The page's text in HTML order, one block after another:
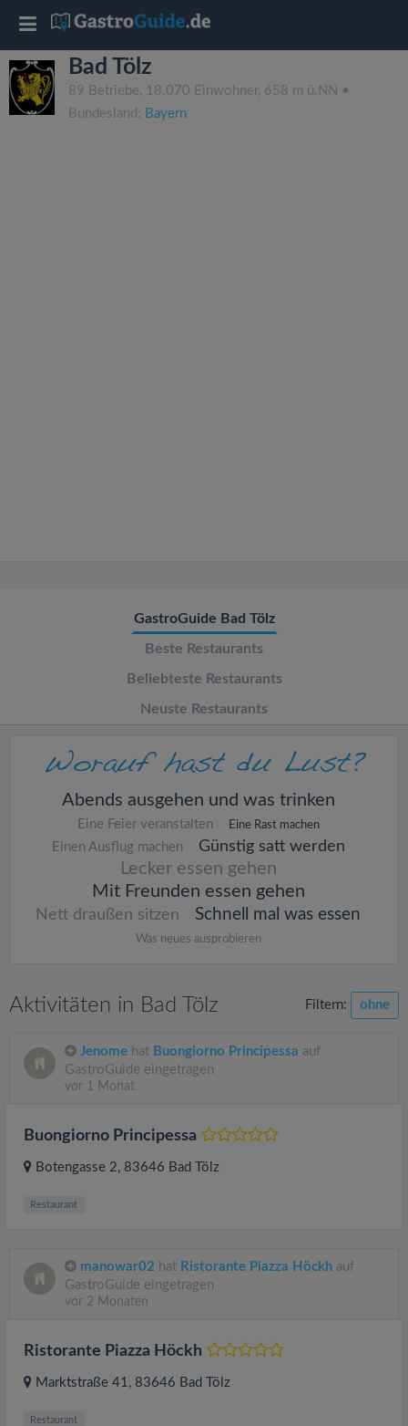
Bad Tölz
89 Betriebe, 18.070 Einwohner, 658 m ü.NN •
Bundesland: Bayern
GastroGuide Bad Tölz
Beste Restaurants
Beliebteste Restaurants
Neuste Restaurants
Abends ausgehen und was trinken
Eine Feier veranstalten Eine Rast machen
Einen Ausflug machen Günstig satt werden
Lecker essen gehen
Mit Freunden essen gehen
Nett draußen sitzen Schnell mal was essen
Was neues ausprobieren
Aktivitäten in Bad Tölz Filtern: ohne
Jenome hat Buongiorno Principessa auf
GastroGuide eingetragen
vor 1 Monat
Buongiorno Principessa
Botengasse 2, 83646 Bad Tölz
Restaurant
manowar02 hat Ristorante Piazza Höckh auf
GastroGuide eingetragen
vor 2 Monaten
Ristorante Piazza Höckh
Marktstraße 41, 83646 Bad Tölz
Restaurant
T
o
g